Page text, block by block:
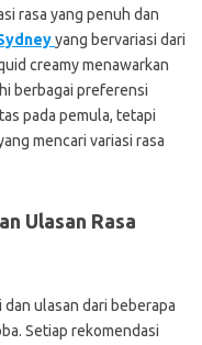
rasa yang penuh dan
yang bervariasi dari
creamy menawarkan
berbagai preferensi
pada pemula, tetapi
mencari variasi rasa
Ulasan Rasa
ulasan dari beberapa
Setiap rekomendasi